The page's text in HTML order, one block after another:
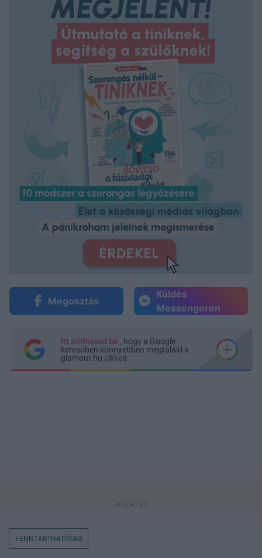
Megosztás
Küldés
Messengeren
Itt állíthatod be , hogy a Google
keresőben könnyebben megtaláld a
glamour.hu cikkeit
FENNTARTHATÓSÁG